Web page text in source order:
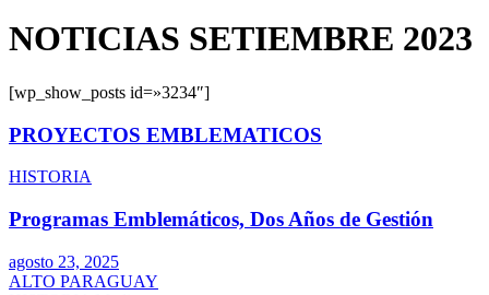
NOTICIAS SETIEMBRE 2023
[wp_show_posts id=»3234″]
PROYECTOS EMBLEMATICOS
HISTORIA
Programas Emblemáticos, Dos Años de Gestión
agosto 23, 2025
ALTO PARAGUAY